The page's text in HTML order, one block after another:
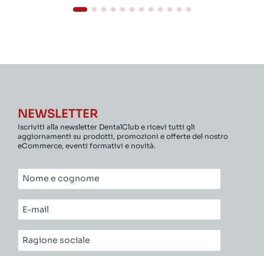
NEWSLETTER
Iscriviti alla newsletter DentalClub e ricevi tutti gli
aggiornamenti su prodotti, promozioni e offerte del nostro
eCommerce, eventi formativi e novità.
Nome
e
cognome*
E-
mail*
Ragione
sociale*